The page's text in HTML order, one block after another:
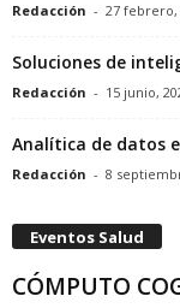
Redacción - 27 febrero,
Soluciones de
Redacción - 15 junio,
Analítica de datos
Redacción - 8
Eventos Salud
CÓMPUTO